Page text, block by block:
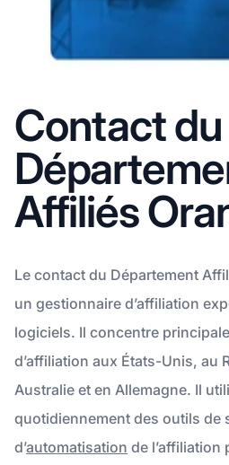
Contact du
Affiliés
Le contact du Département
un gestionnaire d’affiliation
logiciels. Il concentre
d’affiliation aux États-Unis, au
Australie et en Allemagne. Il
quotidiennement des outils de
d’automatisation de l’affiliation